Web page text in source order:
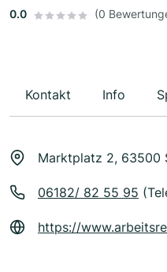
0.0
(0
Kontakt Info
Marktplatz 2, 63500
06182/ 82 55 95
https://